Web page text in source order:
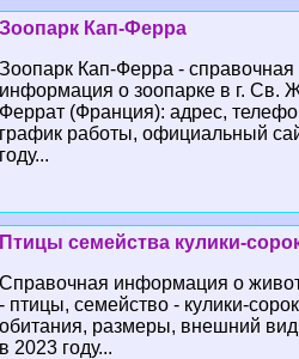
Зоопарк Кап-Ферра
Зоопарк Кап-Ферра - справочная
информация о зоопарке в г. Св.
Феррат (Франция): адрес,
график работы, официальный
году...
Птицы семейства кулики-
Справочная информация о
- птицы, семейство - кулики-
обитания, размеры, внешний
в 2023 году...